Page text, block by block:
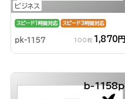
ビジネス
スピード1時間対応 スピード3時間対応
pk-1157 100枚 1,870円
b-1158p